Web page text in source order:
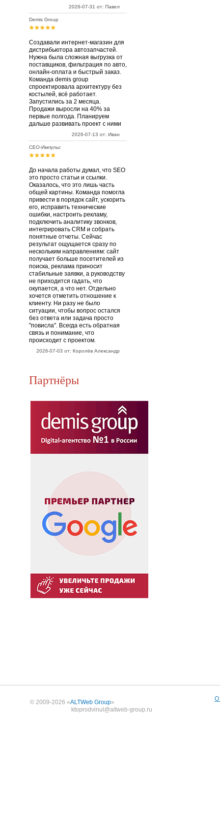
2026-07-31 от: Павел
Demis Group
Создавали интернет-магазин для
дистрибьютора автозапчастей.
Нужна была сложная выгрузка от
поставщиков, фильтрация по авто,
онлайн-оплата и быстрый заказ.
Команда demis group
спроектировала архитектуру без
костылей, всё работает.
Запустились за 2 месяца.
Продажи выросли на 40% за
первые полгода. Планируем
дальше развивать проект с ними
2026-07-13 от: Иван
СЕО-Импульс
До начала работы думал, что SEO
это просто статьи и ссылки.
Оказалось, что это лишь часть
общей картины. Команда помогла
привести в порядок сайт, ускорить
его, исправить технические
ошибки, настроить рекламу,
подключить аналитику звонков,
интегрировать CRM и собрать
понятные отчеты. Сейчас
результат ощущается сразу по
нескольким направлениям: сайт
получает больше посетителей из
поиска, реклама приносит
стабильные заявки, а руководству
не приходится гадать, что
окупается, а что нет. Отдельно
хочется отметить отношение к
клиенту. Ни разу не было
ситуации, чтобы вопрос остался
без ответа или задача просто
"повисла". Всегда есть обратная
связь и понимание, что
происходит с проектом.
2026-07-03 от: Королёв Александр
Партнёры
© 2009-2026 «ALTWeb Group»
ktoprodvinul@altweb-group.ru
О